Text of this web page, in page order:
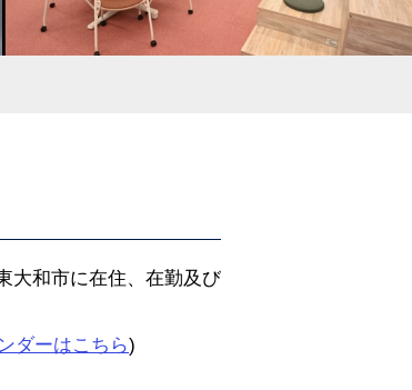
大和市に在住、在勤及び
ダーはこちら)